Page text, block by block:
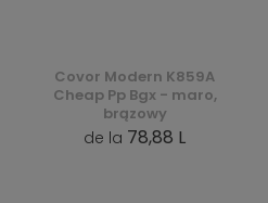
Covor Modern K859A
Cheap Pp Bgx - maro,
brązowy
de la 78,88 L